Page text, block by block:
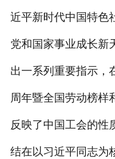
近平新时代中国特色
党和国家事业成长新
出一系列重要指示，
周年暨全国劳动榜样
反映了中国工会的性
结在以习近平同志为